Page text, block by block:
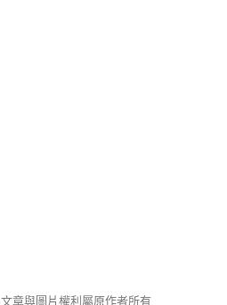
文章與圖片權利屬原作者所有